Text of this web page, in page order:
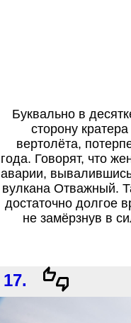
Буквально в
сторону
вертолёта,
года. Говорят, что
аварии,
вулкана Отважный.
достаточно долгое
не замёрзнув в
17.